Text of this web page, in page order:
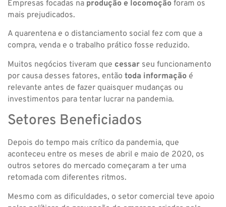
Empresas focadas na produção e locomoção foram os
mais prejudicados.
A quarentena e o distanciamento social fez com que a
compra, venda e o trabalho prático fosse reduzido.
Muitos negócios tiveram que cessar seu funcionamento
por causa desses fatores, então toda informação é
relevante antes de fazer quaisquer mudanças ou
investimentos para tentar lucrar na pandemia.
Setores Beneficiados
Depois do tempo mais crítico da pandemia, que
aconteceu entre os meses de abril e maio de 2020, os
outros setores do mercado começaram a ter uma
retomada com diferentes ritmos.
Mesmo com as dificuldades, o setor comercial teve apoio